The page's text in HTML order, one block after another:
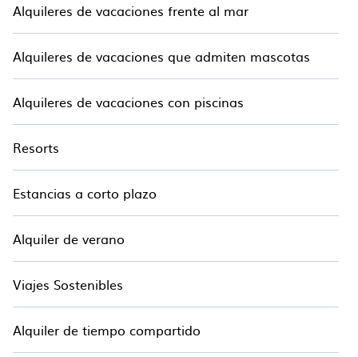
Alquileres de vacaciones frente al mar
Alquileres de vacaciones que admiten mascotas
Alquileres de vacaciones con piscinas
Resorts
Estancias a corto plazo
Alquiler de verano
Viajes Sostenibles
Alquiler de tiempo compartido